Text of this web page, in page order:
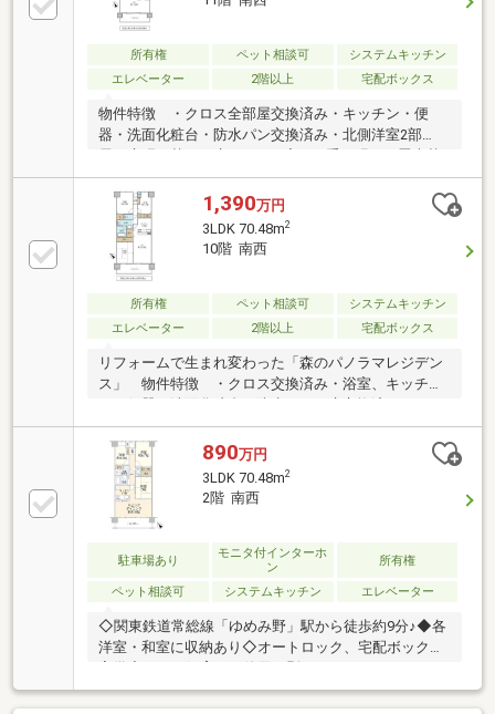
所有権 ペット相談可
システムキッチン
エレベーター
2階以上 宅配ボックス
物件特徴 ・クロス全部屋交換済み・キッチン・便
器・洗面化粧台・防水パン交換済み・北側洋室2部
え・ハウスクリーニング・ユニットバス（令和6年1月
交換）・11階からの眺望は緑豊かで癒されます・ペッ
ト飼育可（細則あり）■■■周辺施設■■■関東鉄道常総
線 ゆめみ野駅 約700m永山小学校 約1.9km永山中
学校 約1.4km取手市医師会病院 約1km駅1km圏内
の立地です♪
1,390万円
3LDK 70.48m2
10階 南西
所有権 ペット相談可
システムキッチン
エレベーター
2階以上 宅配ボックス
リフォームで生まれ変わった「森のパノラマレジデン
ス」 物件特徴 ・クロス交換済み・浴室、キッチ
スクリーニング・10階からの眺望は緑豊かで癒されま
す・ペット飼育可（細則あり）■■■周辺施設■■■関東
鉄道常総線 ゆめみ野駅 約700m永山小学校 約
1.9km永山中学校 約1.4km
890万円
3LDK 70.48m2
2階 南西
駐車場あり
モニタ付インターホ
ン
所有権
ペット相談可 システムキッチン エレベーター
◇関東鉄道常総線「ゆめみ野」駅から徒歩約9分♪◆各
洋室・和室に収納あり◇オートロック、宅配ボックス